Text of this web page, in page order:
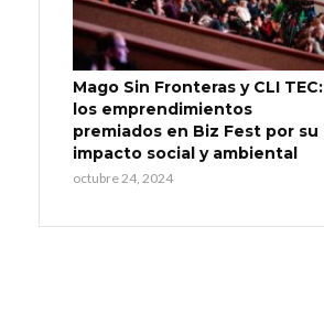
Mago Sin Fronteras y CLI TEC:
los emprendimientos
premiados en Biz Fest por su
impacto social y ambiental
octubre 24, 2024